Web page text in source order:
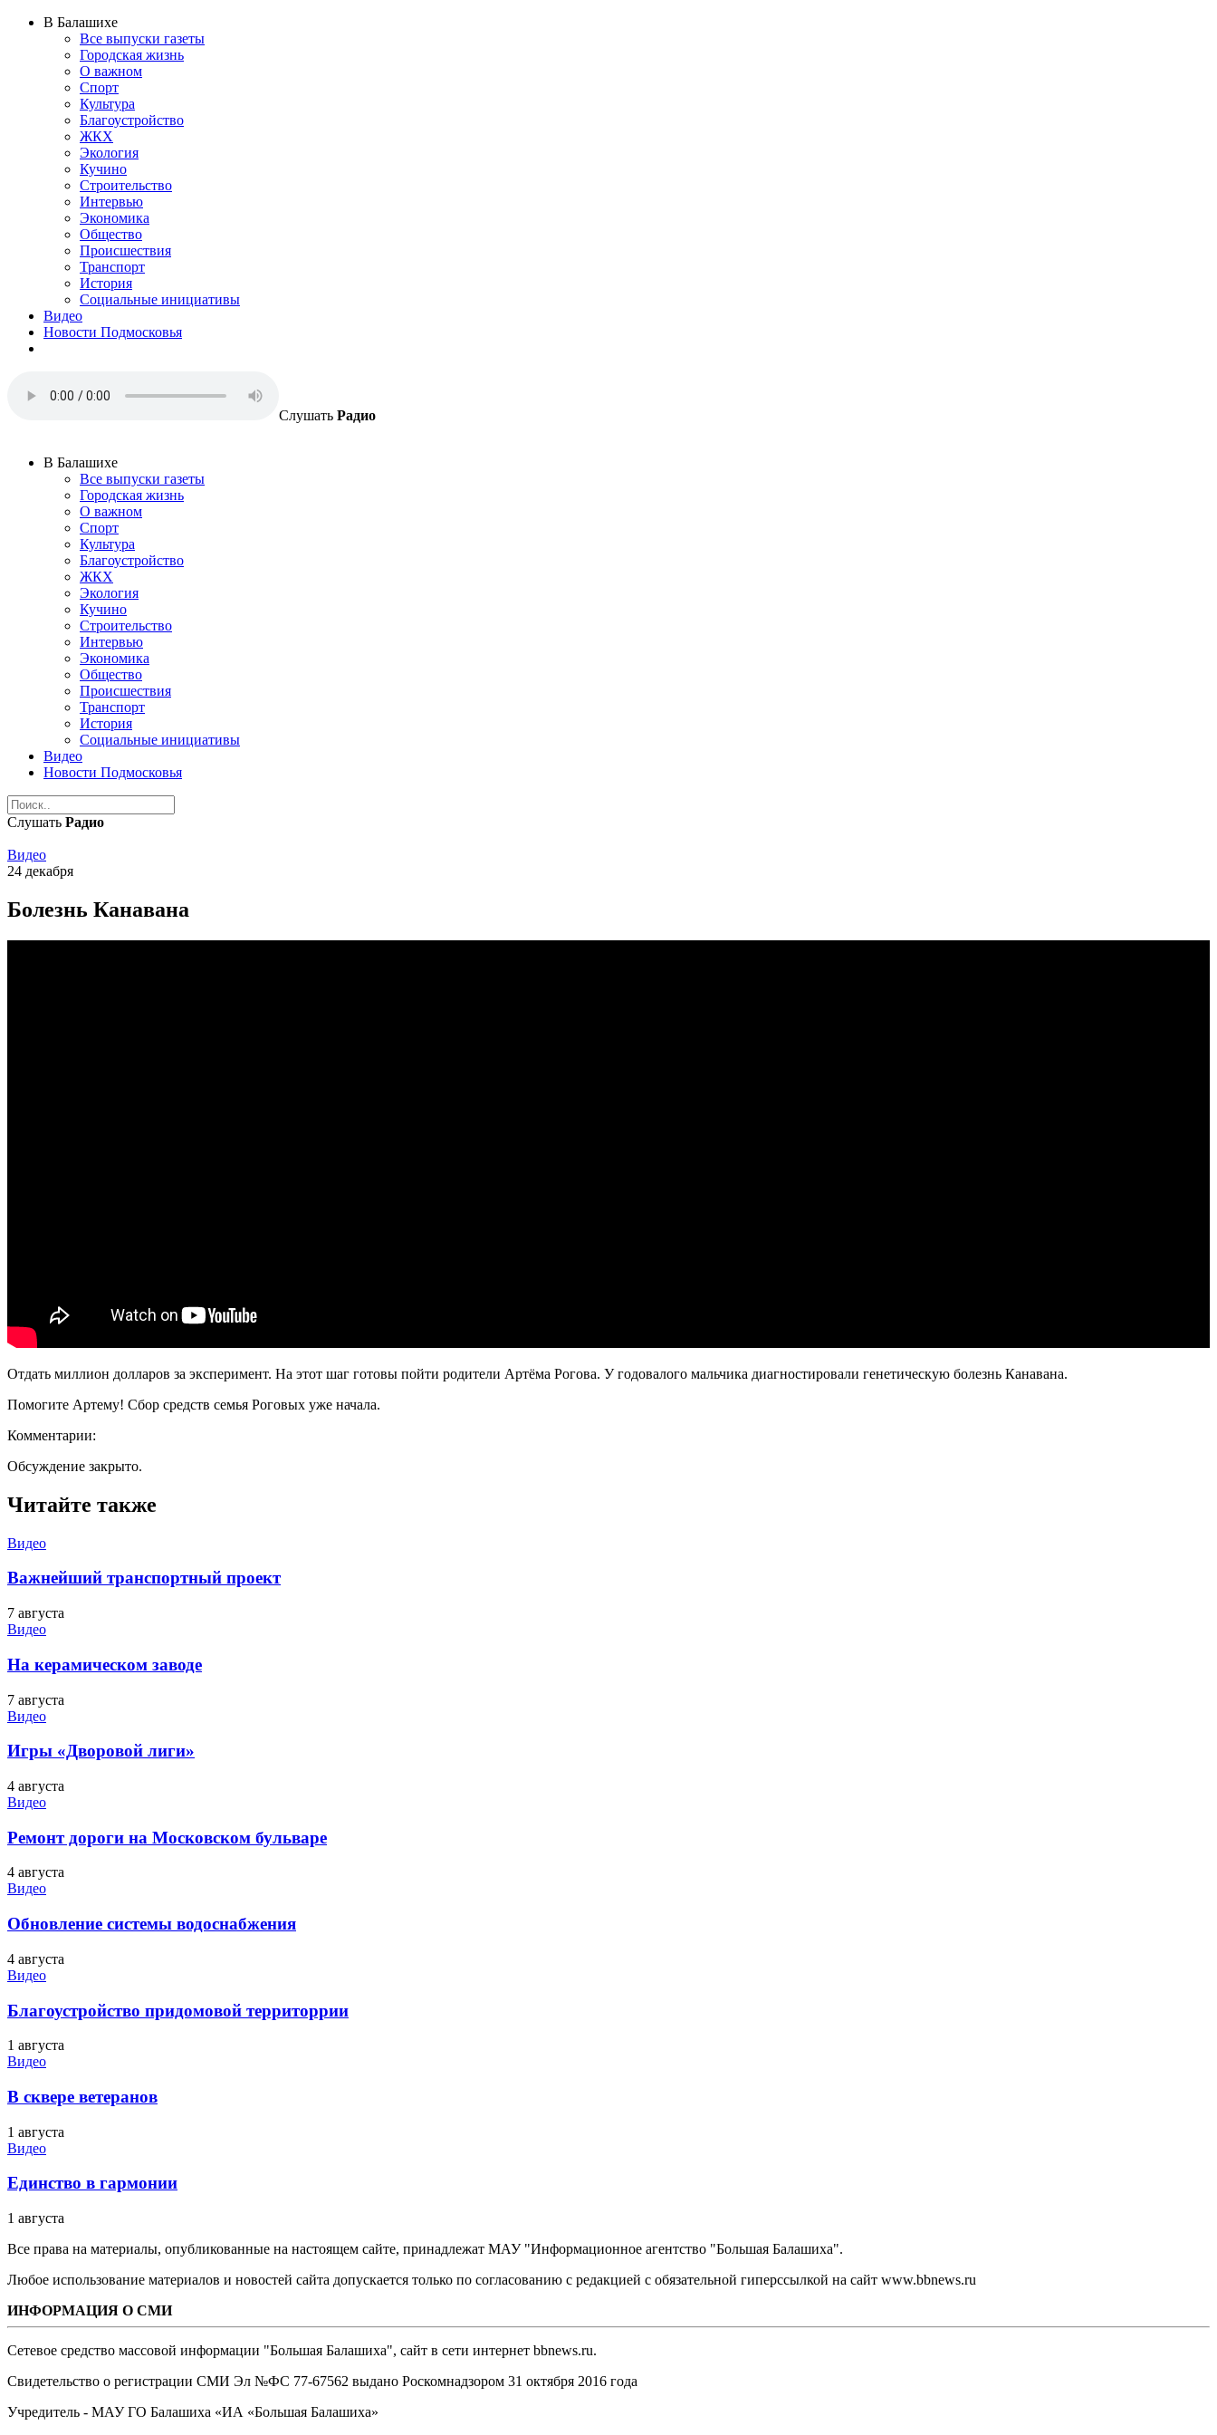
В Балашихе
Все выпуски газеты
Городская жизнь
О важном
Спорт
Культура
Благоустройство
ЖКХ
Экология
Кучино
Строительство
Интервью
Экономика
Общество
Происшествия
Транспорт
История
Социальные инициативы
Видео
Новости Подмосковья
Слушать Радио
В Балашихе
Все выпуски газеты
Городская жизнь
О важном
Спорт
Культура
Благоустройство
ЖКХ
Экология
Кучино
Строительство
Интервью
Экономика
Общество
Происшествия
Транспорт
История
Социальные инициативы
Видео
Новости Подмосковья
Слушать Радио
Видео
24 декабря
Болезнь Канавана
Отдать миллион долларов за эксперимент. На этот шаг готовы пойти родители Артёма Рогова. У годовалого мальчика диагностировали генетическую болезнь Канавана.
Помогите Артему! Сбор средств семья Роговых уже начала.
Комментарии:
Обсуждение закрыто.
Читайте также
Видео
Важнейший транспортный проект
7 августа
Видео
На керамическом заводе
7 августа
Видео
Игры «Дворовой лиги»
4 августа
Видео
Ремонт дороги на Московском бульваре
4 августа
Видео
Обновление системы водоснабжения
4 августа
Видео
Благоустройство придомовой территоррии
1 августа
Видео
В сквере ветеранов
1 августа
Видео
Единство в гармонии
1 августа
Все права на материалы, опубликованные на настоящем сайте, принадлежат МАУ "Информационное агентство "Большая Балашиха".
Любое использование материалов и новостей сайта допускается только по согласованию с редакцией с обязательной гиперссылкой на сайт www.bbnews.ru
ИНФОРМАЦИЯ О СМИ
Сетевое средство массовой информации "Большая Балашиха", сайт в сети интернет bbnews.ru.
Свидетельство о регистрации СМИ Эл №ФС ‎77-67562 выдано Роскомнадзором 31 октября 2016 года
Учредитель - МАУ ГО Балашиха «ИА «Большая Балашиха»